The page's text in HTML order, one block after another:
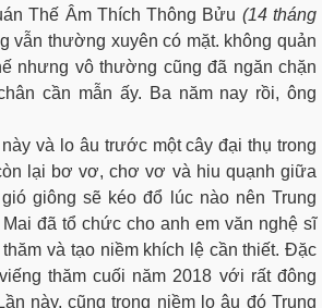
Thế Âm Thích Thông Bửu (14 tháng
vẫn thường xuyên có mặt. không quản
nhưng vô thường cũng đã ngăn chặn
cần mẫn ấy. Ba năm nay rồi, ông
và lo âu trước một cây đại thụ trong
lại bơ vơ, chơ vơ và hiu quạnh giữa
giông sẽ kéo đổ lúc nào nên Trung
đã tổ chức cho anh em văn nghệ sĩ
và tạo niềm khích lệ cần thiết. Đặc
thăm cuối năm 2018 với rất đông
này, cũng trong niềm lo âu đó Trung